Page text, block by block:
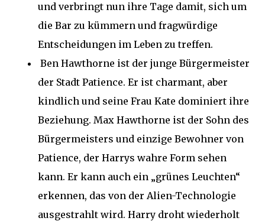
und verbringt nun ihre Tage damit, sich um
die Bar zu kümmern und fragwürdige
Entscheidungen im Leben zu treffen.
Ben Hawthorne ist der junge Bürgermeister
der Stadt Patience. Er ist charmant, aber
kindlich und seine Frau Kate dominiert ihre
Beziehung. Max Hawthorne ist der Sohn des
Bürgermeisters und einzige Bewohner von
Patience, der Harrys wahre Form sehen
kann. Er kann auch ein „grünes Leuchten“
erkennen, das von der Alien-Technologie
ausgestrahlt wird. Harry droht wiederholt